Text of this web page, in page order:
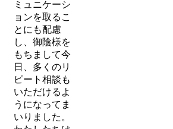
提案し、より
お客様のご要
望に応えられ
るよう日々努
めておりま
す。
同時にお客様
にご心配をか
けさせぬよう